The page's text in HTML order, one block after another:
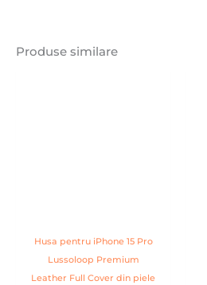
Produse similare
Husa pentru iPhone 15 Pro
Lussoloop Premium
Leather Full Cover din piele